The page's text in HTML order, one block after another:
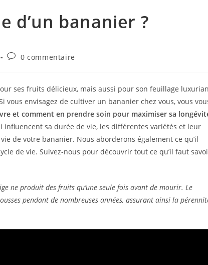
d’un bananier ?
0 commentaire
ses fruits délicieux, mais aussi pour son feuillage
envisagez de cultiver un bananier chez vous, vous
et comment en prendre soin pour maximiser sa
sa durée de vie, les différentes variétés et leur
de votre bananier. Nous aborderons également ce qu’il
de vie. Suivez-nous pour découvrir tout ce qu’il faut
ne produit des fruits qu’une seule fois avant de mourir. Le
pendant de nombreuses années, assurant ainsi la